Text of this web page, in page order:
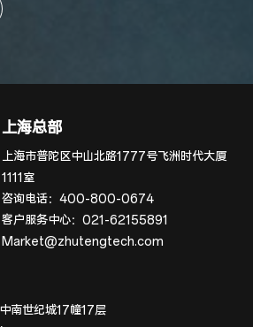
上海总部
上海市普陀区中山北路1777号飞洲时代大厦
1111室
咨询电话：400-800-0674
客户服务中心：021-62155891
Market@zhutengtech.com
南世纪城17幢17层